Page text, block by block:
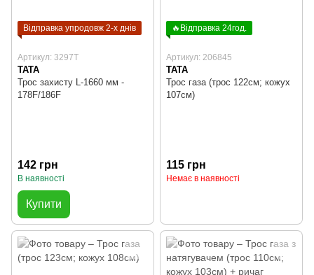
Відправка упродовж 2-х днів
Артикул: 3297T
TATA
Трос захисту L-1660 мм -
178F/186F
142 грн
В наявності
Купити
🔥Відправка 24год.
Артикул: 206845
TATA
Трос газа (трос 122см; кожух
107см)
115 грн
Немає в наявності